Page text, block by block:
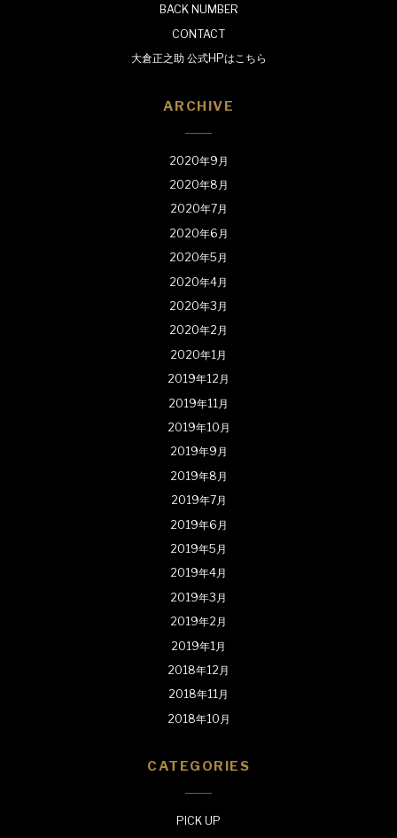
BACK NUMBER
CONTACT
大倉正之助 公式HPはこちら
ARCHIVE
2020年9月
2020年8月
2020年7月
2020年6月
2020年5月
2020年4月
2020年3月
2020年2月
2020年1月
2019年12月
2019年11月
2019年10月
2019年9月
2019年8月
2019年7月
2019年6月
2019年5月
2019年4月
2019年3月
2019年2月
2019年1月
2018年12月
2018年11月
2018年10月
CATEGORIES
PICK UP